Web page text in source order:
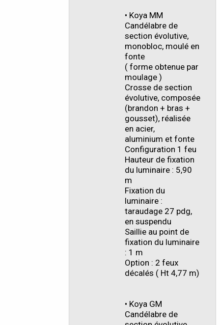
• Koya MM
Candélabre de
section évolutive,
monobloc, moulé en
fonte
( forme obtenue par
moulage )
Crosse de section
évolutive, composée
(brandon + bras +
gousset), réalisée
en acier,
aluminium et fonte
Configuration 1 feu
Hauteur de fixation
du luminaire : 5,90
m
Fixation du
luminaire :
taraudage 27 pdg,
en suspendu
Saillie au point de
fixation du luminaire
: 1 m
Option : 2 feux
décalés ( Ht 4,77 m)
• Koya GM
Candélabre de